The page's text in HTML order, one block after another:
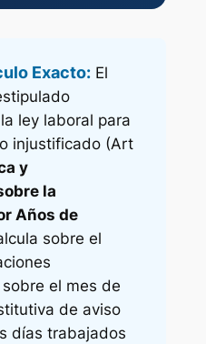
Exacto:El
ley laboral para
injustificado (Art
y
la
Años de
sobre el
el mes de
de aviso
días trabajados